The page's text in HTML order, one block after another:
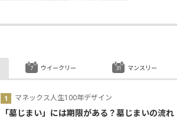
マネックス人生100年デザイン
「墓じまい」には期限がある？墓じまいの流れ
ウイークリー マンスリー